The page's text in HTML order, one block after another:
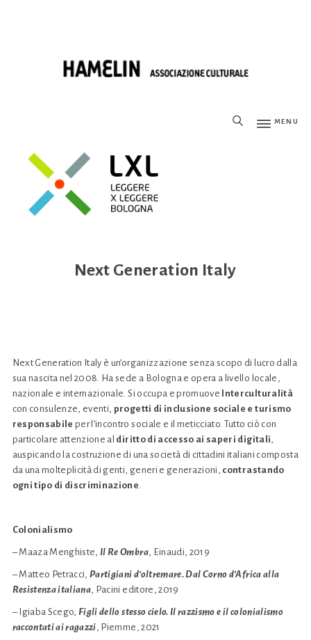
MENU
Next Generation Italy
Next Generation Italy è un’organizzazione senza scopo di lucro dalla
sua nascita nel 2008. Ha sede a Bologna e opera a livello locale,
nazionale e internazionale. Si occupa e promuove Interculturalità
con consulenze, eventi, progetti di inclusione sociale e turismo
responsabile per l’incontro sociale e il meticciato. Tutto ciò con
particolare attenzione al diritto di accesso ai saperi digitali
auspicando la costruzione di una società di cittadini italiani composta
da una molteplicità di genti, generi e generazioni, contrastando
ogni tipo di discriminazione
Colonialismo
– Maaza Menghiste, Il Re Ombra, Einaudi, 2019
– Matteo Petracci, Partigiani d’oltremare. Dal Corno d’Africa alla
Resistenza italiana , Pacini editore, 2019
– Igiaba Scego, Figli dello stesso cielo. Il razzismo e il colonialismo
raccontati ai ragazzi , Piemme, 2021